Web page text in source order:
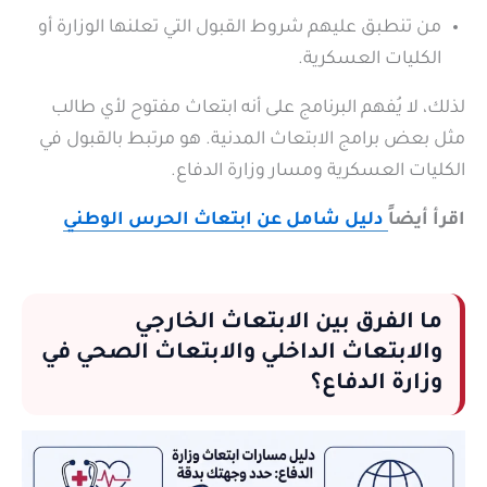
من تنطبق عليهم شروط القبول التي تعلنها الوزارة أو
الكليات العسكرية.
لذلك، لا يُفهم البرنامج على أنه ابتعاث مفتوح لأي طالب
مثل بعض برامج الابتعاث المدنية. هو مرتبط بالقبول في
الكليات العسكرية ومسار وزارة الدفاع.
اقرأ أيضاً دليل شامل عن ابتعاث الحرس الوطني
ما الفرق بين الابتعاث الخارجي
والابتعاث الداخلي والابتعاث الصحي في
وزارة الدفاع؟